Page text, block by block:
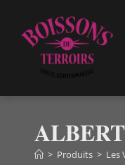
> Produits > Les